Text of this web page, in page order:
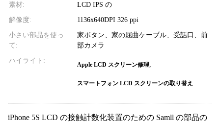
素材: LCD IPS の
解像度: 1136x640DPI 326 ppi
小さい部品を使っ
て:
家ボタン、家の屈曲ケーブル、受話口、前
部カメラ
ハイライト:
Apple LCD スクリーン修理,
スマートフォン LCD スクリーンの取り替え
iPhone 5S LCD の接触計数化装置のための Samll の部品の